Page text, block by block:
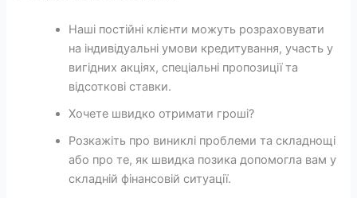
Наші постійні клієнти можуть розраховувати
на індивідуальні умови кредитування, участь у
вигідних акціях, спеціальні пропозиції та
відсоткові ставки.
Хочете швидко отримати гроші?
Розкажіть про виниклі проблеми та складнощі
або про те, як швидка позика допомогла вам у
складній фінансовій ситуації.